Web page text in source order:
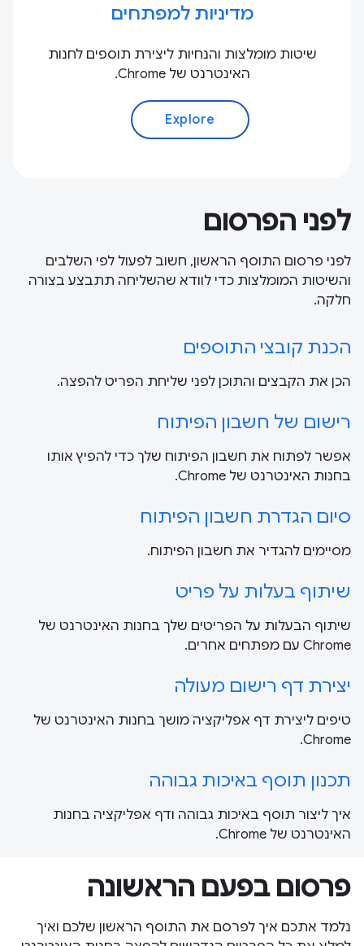
מדיניות למפתחים
שיטות מומלצות והנחיות ליצירת תוספים לחנות
האינטרנט של Chrome.
Explore
לפני הפרסום
לפני פרסום התוסף הראשון, חשוב לפעול לפי השלבים
והשיטות המומלצות כדי לוודא שהשליחה תתבצע בצורה
חלקה.
הכנת קובצי התוספים
הכן את הקבצים והתוכן לפני שליחת הפריט להפצה.
רישום של חשבון הפיתוח
אפשר לפתוח את חשבון הפיתוח שלך כדי להפיץ אותו
בחנות האינטרנט של Chrome.
סיום הגדרת חשבון הפיתוח
מסיימים להגדיר את חשבון הפיתוח.
שיתוף בעלות על פריט
שיתוף הבעלות על הפריטים שלך בחנות האינטרנט של
Chrome עם מפתחים אחרים.
יצירת דף רישום מעולה
טיפים ליצירת דף אפליקציה מושך בחנות האינטרנט של
Chrome.
תכנון תוסף באיכות גבוהה
איך ליצור תוסף באיכות גבוהה ודף אפליקציה בחנות
האינטרנט של Chrome.
פרסום בפעם הראשונה
נלמד אתכם איך לפרסם את התוסף הראשון שלכם ואיך